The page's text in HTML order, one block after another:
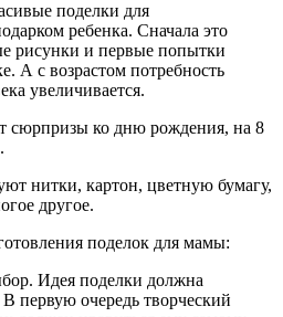
поделки для
ребенка. Сначала это
рисунки и первые попытки
А с возрастом потребность
увеличивается.
сюрпризы ко дню рождения, на 8
нитки, картон, цветную бумагу,
другое.
поделок для мамы:
Идея поделки должна
В первую очередь творческий